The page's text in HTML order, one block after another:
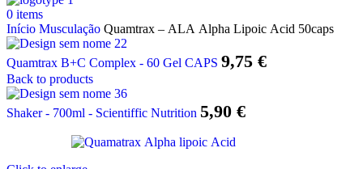
0 items
Início Musculação Quamtrax – ALA Alpha Lipoic Acid 50caps
Quamtrax B+C Complex - 60 Gel CAPS 9,75 €
Back to products
Shaker - 700ml - Scientiffic Nutrition 5,90 €